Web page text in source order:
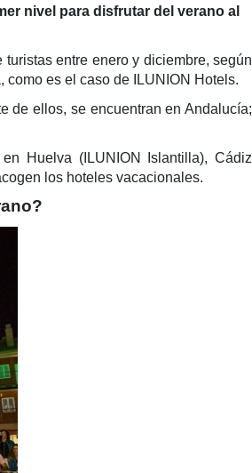
nivel para disfrutar del verano al
entre enero y diciembre, según
es el caso de ILUNION Hotels.
de ellos, se encuentran en Andalucía;
Huelva (ILUNION Islantilla), Cádiz
los hoteles vacacionales.